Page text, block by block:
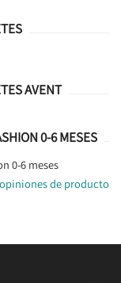
AVENT
0-6 MESES
0-6 meses
de producto